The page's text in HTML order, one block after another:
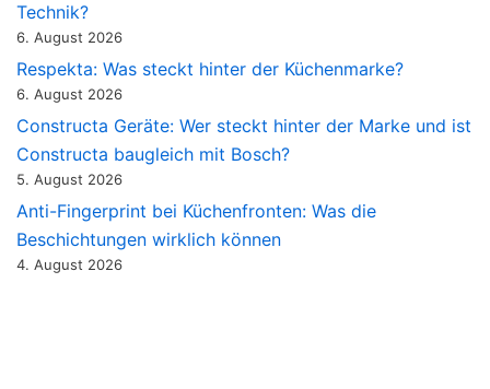
Technik?
6. August 2026
Respekta: Was steckt hinter der Küchenmarke?
6. August 2026
Constructa Geräte: Wer steckt hinter der Marke und ist
Constructa baugleich mit Bosch?
5. August 2026
Anti-Fingerprint bei Küchenfronten: Was die
Beschichtungen wirklich können
4. August 2026